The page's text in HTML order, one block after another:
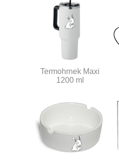
Termohrnek Maxi
1200 ml